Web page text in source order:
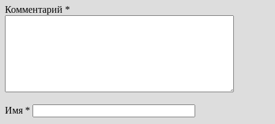
Комментарий *
Имя *